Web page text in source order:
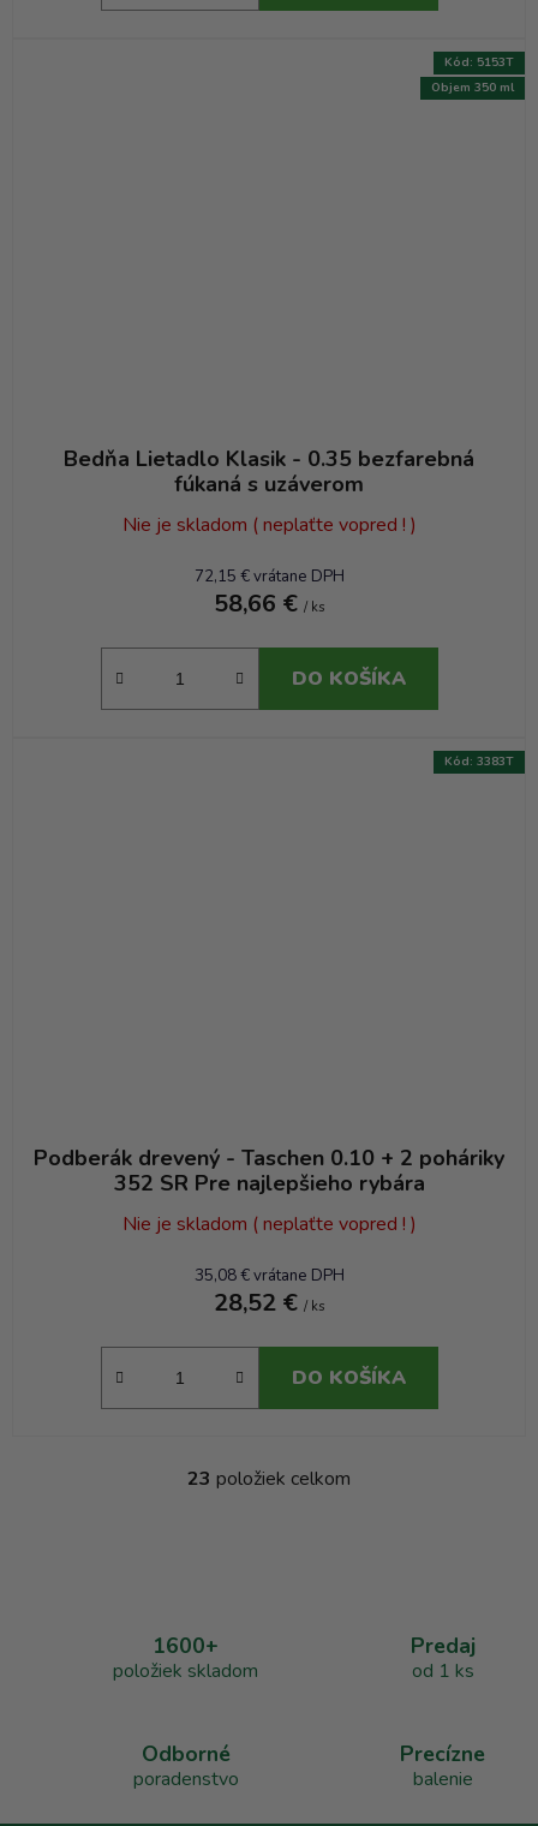
Bedňa Lietadlo Klasik - 0.35 bezfarebná
fúkaná s uzáverom
Nie je skladom ( neplaťte vopred ! )
72,15 € vrátane DPH
58,66 € / ks
DO KOŠÍKA
Objem 350 ml
Kód: 5153T
Podberák drevený - Taschen 0.10 + 2 poháriky
352 SR Pre najlepšieho rybára
Nie je skladom ( neplaťte vopred ! )
35,08 € vrátane DPH
28,52 € / ks
DO KOŠÍKA
Kód: 3383T
O
23 položiek celkom
1600+
položiek skladom
Predaj
od 1 ks
Odborné
poradenstvo
Precízne
balenie